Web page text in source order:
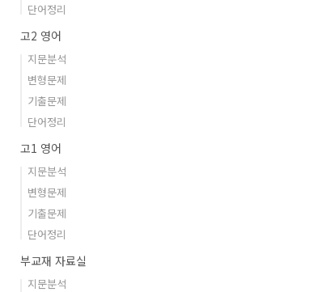
단어정리
고2 영어
지문분석
변형문제
기출문제
단어정리
고1 영어
지문분석
변형문제
기출문제
단어정리
부교재 자료실
지문분석